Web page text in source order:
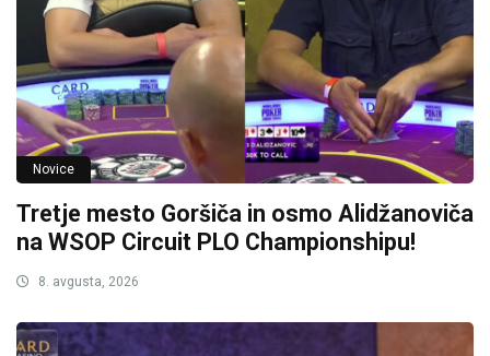
Novice
Tretje mesto Goršiča in osmo Alidžanoviča
na WSOP Circuit PLO Championshipu!
8. avgusta, 2026